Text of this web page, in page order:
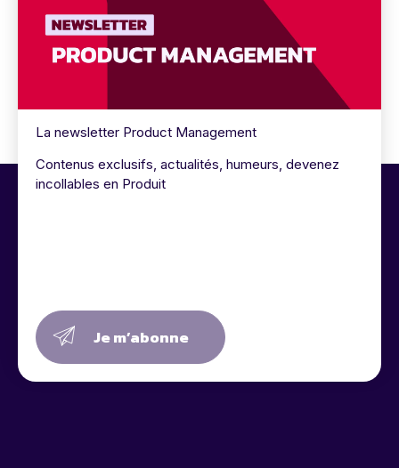
La newsletter Product Management
Contenus exclusifs, actualités, humeurs, devenez
incollables en Produit
Je m’abonne